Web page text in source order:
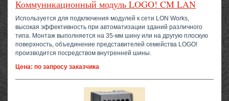
Коммуникационный модуль LOGO! CM LAN
Используется для подключения модулей к сети LON Works,
высокая эффективность при автоматизации зданий различного
типа. Монтаж выполняется на 35-мм шину или на другую плоскую
поверхность, объединение представителей семейства LOGO!
производится посредством внутренней шины.
Цена: по запросу заказчика